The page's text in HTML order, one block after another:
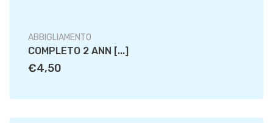
ABBIGLIAMENTO
COMPLETO 2 ANN [...]
€4,50